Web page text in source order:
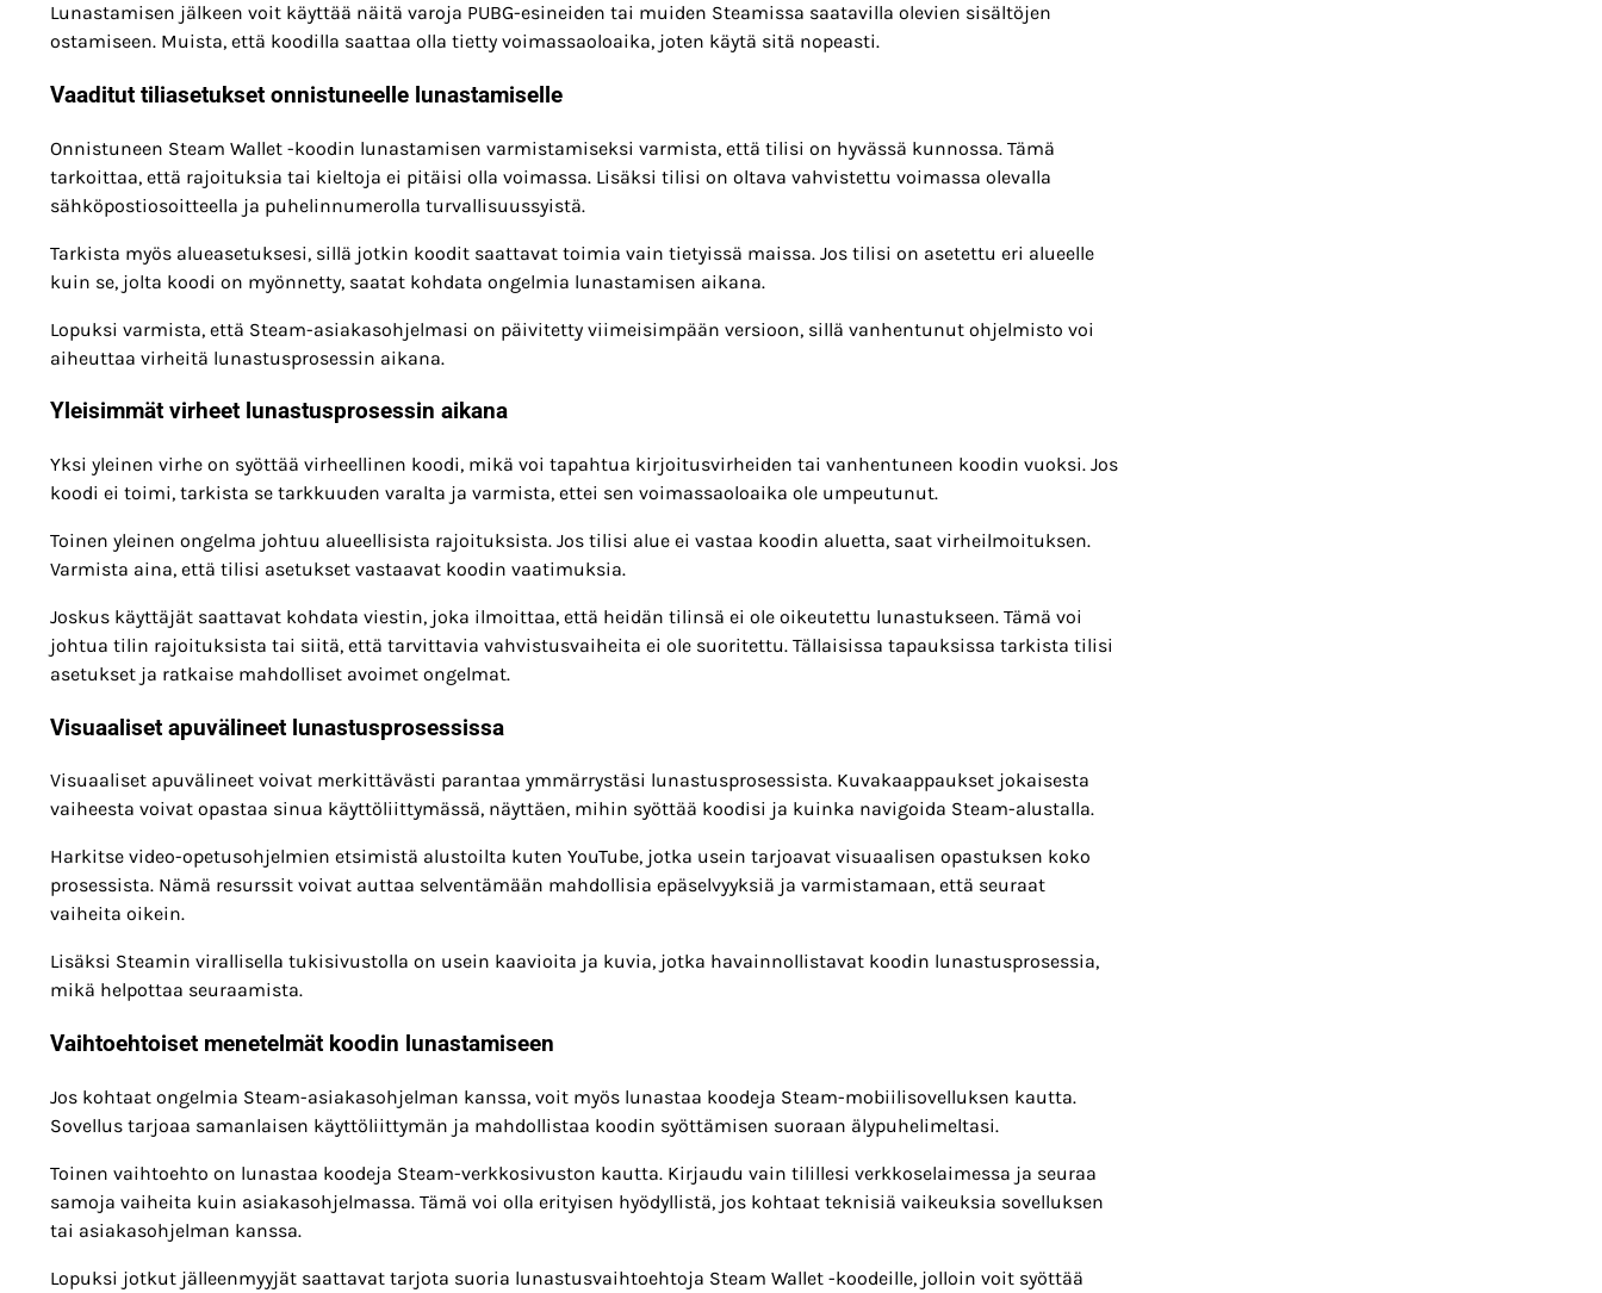
Lunastamisen jälkeen voit käyttää näitä varoja PUBG-esineiden tai muiden Steamissa saatavilla olevien sisältöjen
ostamiseen. Muista, että koodilla saattaa olla tietty voimassaoloaika, joten käytä sitä nopeasti.
Vaaditut tiliasetukset onnistuneelle lunastamiselle
Onnistuneen Steam Wallet -koodin lunastamisen varmistamiseksi varmista, että tilisi on hyvässä kunnossa. Tämä
tarkoittaa, että rajoituksia tai kieltoja ei pitäisi olla voimassa. Lisäksi tilisi on oltava vahvistettu voimassa olevalla
sähköpostiosoitteella ja puhelinnumerolla turvallisuussyistä.
Tarkista myös alueasetuksesi, sillä jotkin koodit saattavat toimia vain tietyissä maissa. Jos tilisi on asetettu eri alueelle
kuin se, jolta koodi on myönnetty, saatat kohdata ongelmia lunastamisen aikana.
Lopuksi varmista, että Steam-asiakasohjelmasi on päivitetty viimeisimpään versioon, sillä vanhentunut ohjelmisto voi
aiheuttaa virheitä lunastusprosessin aikana.
Yleisimmät virheet lunastusprosessin aikana
Yksi yleinen virhe on syöttää virheellinen koodi, mikä voi tapahtua kirjoitusvirheiden tai vanhentuneen koodin vuoksi. Jos
koodi ei toimi, tarkista se tarkkuuden varalta ja varmista, ettei sen voimassaoloaika ole umpeutunut.
Toinen yleinen ongelma johtuu alueellisista rajoituksista. Jos tilisi alue ei vastaa koodin aluetta, saat virheilmoituksen.
Varmista aina, että tilisi asetukset vastaavat koodin vaatimuksia.
Joskus käyttäjät saattavat kohdata viestin, joka ilmoittaa, että heidän tilinsä ei ole oikeutettu lunastukseen. Tämä voi
johtua tilin rajoituksista tai siitä, että tarvittavia vahvistusvaiheita ei ole suoritettu. Tällaisissa tapauksissa tarkista tilisi
asetukset ja ratkaise mahdolliset avoimet ongelmat.
Visuaaliset apuvälineet lunastusprosessissa
Visuaaliset apuvälineet voivat merkittävästi parantaa ymmärrystäsi lunastusprosessista. Kuvakaappaukset jokaisesta
vaiheesta voivat opastaa sinua käyttöliittymässä, näyttäen, mihin syöttää koodisi ja kuinka navigoida Steam-alustalla.
Harkitse video-opetusohjelmien etsimistä alustoilta kuten YouTube, jotka usein tarjoavat visuaalisen opastuksen koko
prosessista. Nämä resurssit voivat auttaa selventämään mahdollisia epäselvyyksiä ja varmistamaan, että seuraat
vaiheita oikein.
Lisäksi Steamin virallisella tukisivustolla on usein kaavioita ja kuvia, jotka havainnollistavat koodin lunastusprosessia,
mikä helpottaa seuraamista.
Vaihtoehtoiset menetelmät koodin lunastamiseen
Jos kohtaat ongelmia Steam-asiakasohjelman kanssa, voit myös lunastaa koodeja Steam-mobiilisovelluksen kautta.
Sovellus tarjoaa samanlaisen käyttöliittymän ja mahdollistaa koodin syöttämisen suoraan älypuhelimeltasi.
Toinen vaihtoehto on lunastaa koodeja Steam-verkkosivuston kautta. Kirjaudu vain tilillesi verkkoselaimessa ja seuraa
samoja vaiheita kuin asiakasohjelmassa. Tämä voi olla erityisen hyödyllistä, jos kohtaat teknisiä vaikeuksia sovelluksen
tai asiakasohjelman kanssa.
Lopuksi jotkut jälleenmyyjät saattavat tarjota suoria lunastusvaihtoehtoja Steam Wallet -koodeille, jolloin voit syöttää